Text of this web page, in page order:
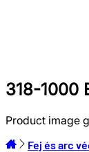
318-1000
Product image
Fej és arc